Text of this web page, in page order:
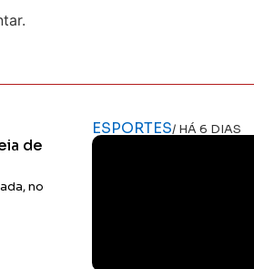
de
no
ESPORTES/ HÁ 6 DIAS